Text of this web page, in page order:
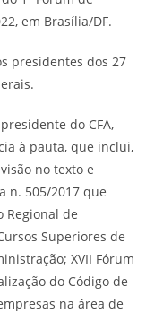
em Brasília/DF.
presidentes dos 27
do CFA,
à pauta, que inclui,
no texto e
n. 505/2017 que
Regional de
Superiores de
XVII Fórum
do Código de
na área de